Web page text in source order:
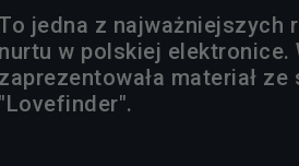
jedna z najważniejszych
nurtu w polskiej elektronice.
zaprezentowała materiał
"Lovefinder".